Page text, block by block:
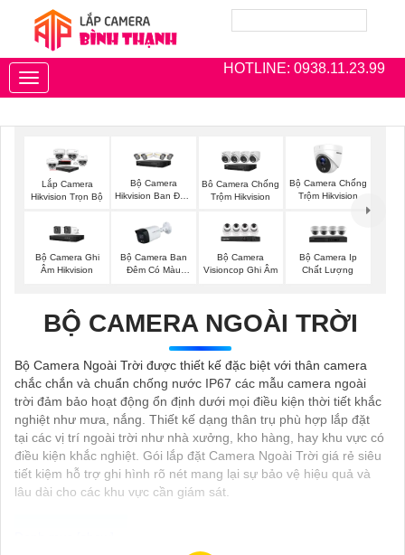
HOTLINE: 0938.11.23.99
Toggle
navigation
Lắp Camera
Hikvision Trọn Bộ
Bộ Camera
Hikvision Ban Đêm
Bô Camera Chống
Trộm Hikvision
Bộ Camera Chống
Trộm Hikvision
Bộ Camera Ghi
Âm Hikvision
Bộ Camera Ban
Đêm Có Màu
Bộ Camera
Visioncop Ghi Âm
Bộ Camera Ip
Chất Lượng
BỘ CAMERA NGOÀI TRỜI
Bộ Camera Ngoài Trời được thiết kế đặc biệt với thân camera
chắc chắn và chuẩn chống nước IP67 các mẫu camera ngoài
trời đảm bảo hoạt động ổn định dưới mọi điều kiện thời tiết khắc
nghiệt như mưa, nắng. Thiết kế dạng thân trụ phù hợp lắp đặt
tại các vị trí ngoài trời như nhà xưởng, kho hàng, hay khu vực có
điều kiện khắc nghiệt. Gói lắp đặt Camera Ngoài Trời giá rẻ siêu
tiết kiệm hỗ trợ ghi hình rõ nét mang lại sự bảo vệ hiệu quả và
lâu dài cho các khu vực cần giám sát.